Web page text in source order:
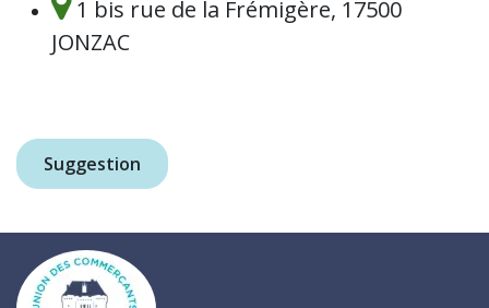
1 bis rue de la Frémigère, 17500
JONZAC
Suggestion